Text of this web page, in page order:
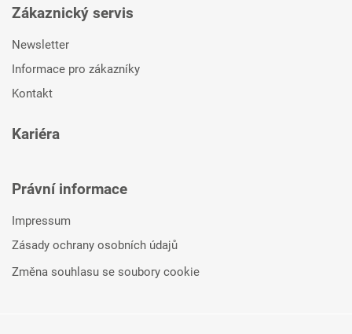
Zákaznický servis
Newsletter
Informace pro zákazníky
Kontakt
Kariéra
Právní informace
Impressum
Zásady ochrany osobních údajů
Změna souhlasu se soubory cookie